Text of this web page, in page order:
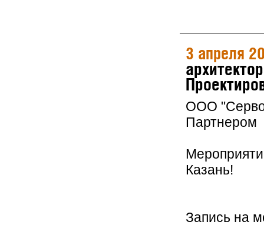
3 апреля
ООО
Партнером
Казань!
Запись на